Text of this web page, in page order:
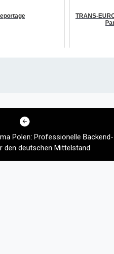
TRANS-
Polen: Professionelle Backend-
den deutschen Mittelstand